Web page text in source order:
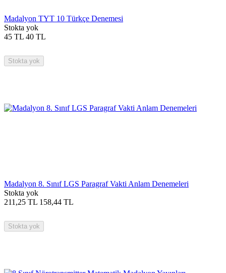
Madalyon TYT 10 Türkçe Denemesi
Stokta yok
45 TL 40 TL
Stokta yok
Madalyon 8. Sınıf LGS Paragraf Vakti Anlam Denemeleri
Stokta yok
211,25 TL 158,44 TL
Stokta yok